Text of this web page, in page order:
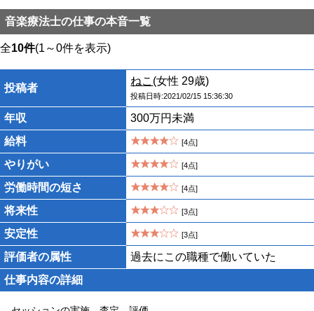
音楽療法士の仕事の本音一覧
全10件(1～0件を表示)
投稿者
ねこ (女性 29歳)
投稿日時:2021/02/15 15:36:30
年収
300万円未満
給料
[4点]
やりがい [4点]
労働時間の短さ [4点]
将来性 [3点]
安定性 [3点]
評価者の属性
過去にこの職種で働いていた
仕事内容の詳細